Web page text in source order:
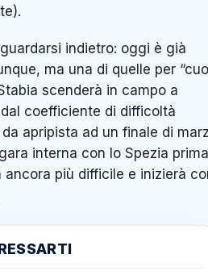
indietro: oggi è già
ma una di quelle per
scenderà in campo a
coefficiente di difficoltà
apripista ad un finale di
interna con lo Spezia prima
ancora più difficile e inizierà